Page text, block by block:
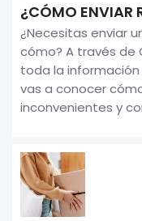
¿CÓMO ENVIAR
¿Necesitas enviar
cómo? A través
toda la
vas a conocer
inconvenientes y